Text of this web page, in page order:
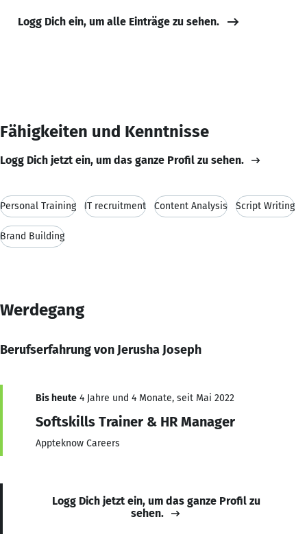
Logg Dich ein, um alle Einträge zu sehen.
Fähigkeiten und Kenntnisse
Logg Dich jetzt ein, um das ganze Profil zu sehen.
Personal Training IT recruitment Content Analysis Script Writing
Brand Building
Werdegang
Berufserfahrung von Jerusha Joseph
Bis heute 4 Jahre und 4 Monate, seit Mai 2022
Softskills Trainer & HR Manager
Appteknow Careers
Logg Dich jetzt ein, um das ganze Profil zu
sehen.